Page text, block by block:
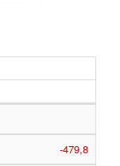
-479,8